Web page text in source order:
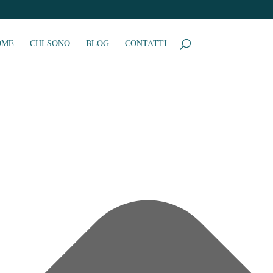
CHI SONO BLOG CONTATTI